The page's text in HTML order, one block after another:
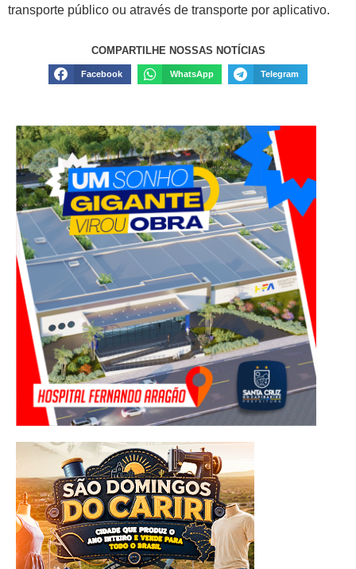
transporte público ou através de transporte por aplicativo.
COMPARTILHE NOSSAS NOTÍCIAS
Facebook WhatsApp Telegram